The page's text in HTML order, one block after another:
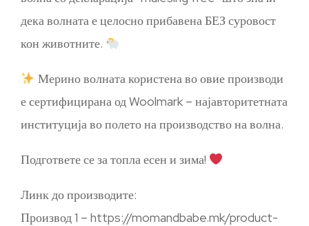
дека волната е целосно прибавена БЕЗ суровост
кон животните.
Мерино волната користена во овие производи
е сертифицирана од Woolmark – најавторитетната
институција во полето на производство на волна.
Подгответе се за топла есен и зима!
Линк до производите:
Производ 1 – https://momandbabe.mk/product-